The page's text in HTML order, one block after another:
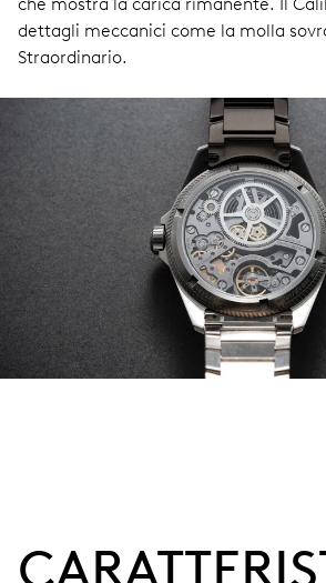
che mostra la carica rimanente. Il
dettagli meccanici come la molla
Straordinario.